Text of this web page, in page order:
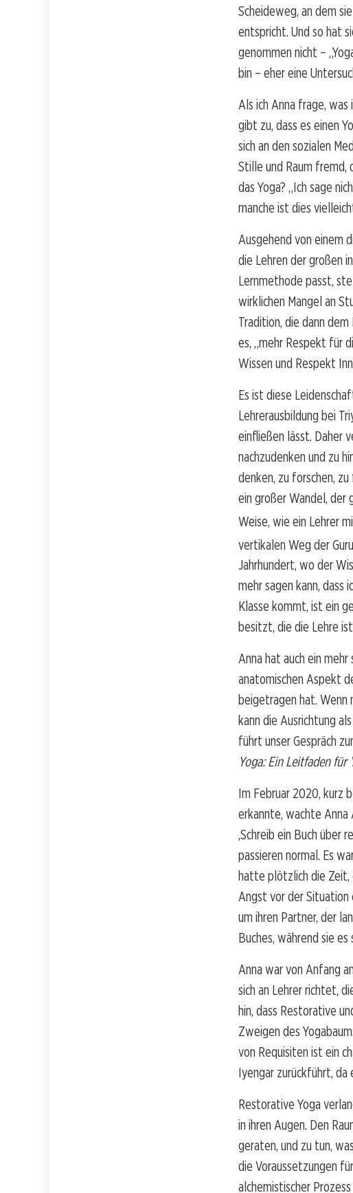
Scheideweg, an dem
entspricht. Und so hat
genommen nicht –
bin – eher eine
Als ich Anna frage,
gibt zu, dass es einen
sich an den sozialen
Stille und Raum fremd,
das Yoga? „Ich sage
manche ist dies
Ausgehend von einem
die Lehren der großen
Lernmethode passt,
wirklichen Mangel an
Tradition, die dann
es, „mehr Respekt für
Wissen und Respekt
Es ist diese
Lehrerausbildung bei
einfließen lässt. Daher
nachzudenken und zu
denken, zu forschen,
ein großer Wandel, der
Weise, wie ein Lehrer
vertikalen Weg der
Jahrhundert, wo der
mehr sagen kann, dass
Klasse kommt, ist ein
besitzt, die die Lehre
Anna hat auch ein
anatomischen Aspekt
beigetragen hat. Wenn
kann die Ausrichtung
führt unser Gespräch
Yoga: Ein Leitfaden
Im Februar 2020, kurz
erkannte, wachte Anna
‚Schreib ein Buch über
passieren normal. Es
hatte plötzlich die Zeit,
Angst vor der Situation
um ihren Partner, der
Buches, während sie es
Anna war von Anfang
sich an Lehrer richtet,
hin, dass Restorative
Zweigen des
von Requisiten ist ein
Iyengar zurückführt,
Restorative Yoga
in ihren Augen. Den
geraten, und zu tun,
die Voraussetzungen
alchemistischer